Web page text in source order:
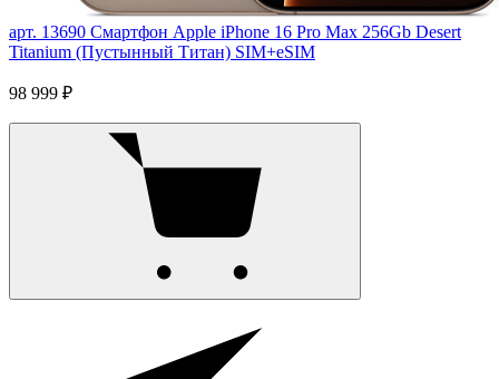
арт. 13690 Смартфон Apple iPhone 16 Pro Max 256Gb Desert
Titanium (Пустынный Титан) SIM+eSIM
98 999 ₽